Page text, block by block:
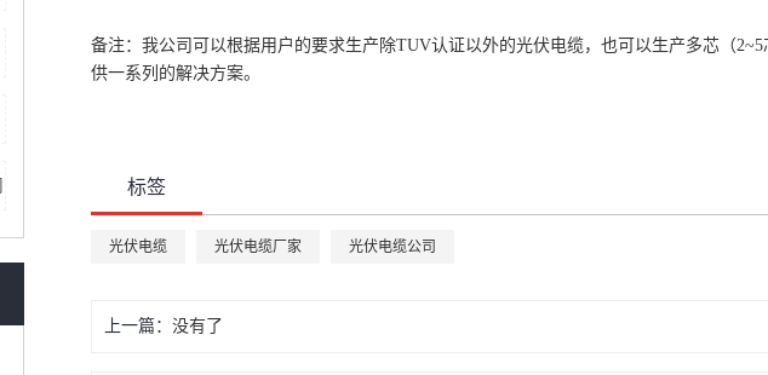
备注：我公司可以根据用户的要求生产除TUV认证以外的光伏电缆，也可以生产多芯（
供一系列的解决方案。
标签
光伏电缆 光伏电缆厂家 光伏电缆公司
上一篇： 没有了